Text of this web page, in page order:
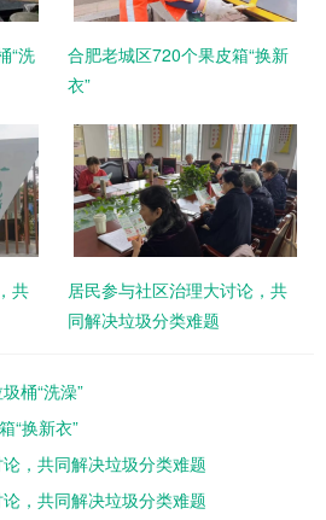
“洗
合肥老城区720个果皮箱“换新
衣”
共
居民参与社区治理大讨论，共
同解决垃圾分类难题
桶“洗澡”
“换新衣”
，共同解决垃圾分类难题
，共同解决垃圾分类难题